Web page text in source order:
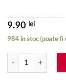
9.90 lei
984 în stoc (poate fi
Cantitate Parfum